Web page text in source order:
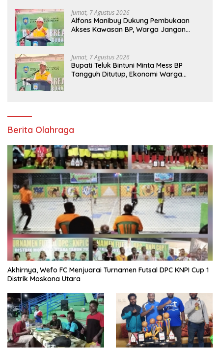
Jumat, 7 Agustus 2026
Alfons Manibuy Dukung Pembukaan
Akses Kawasan BP, Warga Jangan
Jumat, 7 Agustus 2026
Bupati Teluk Bintuni Minta Mess BP
Tangguh Ditutup, Ekonomi Warga
Berita Olahraga
Akhirnya, Wefo FC Menjuarai Turnamen Futsal DPC KNPI Cup 1
Distrik Moskona Utara